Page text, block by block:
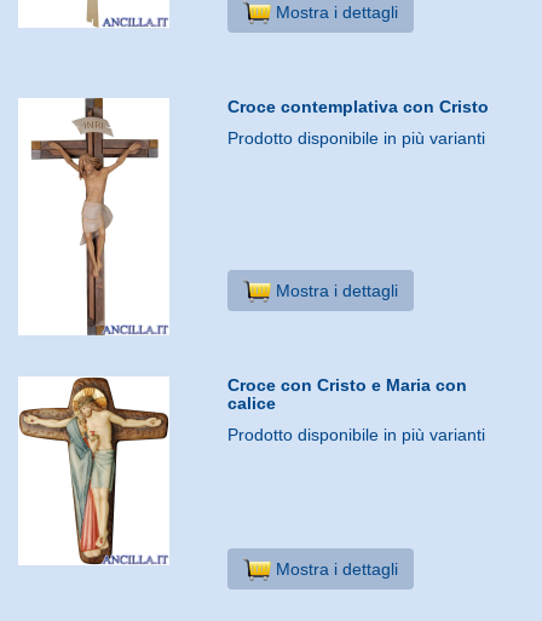
Mostra i dettagli
Croce contemplativa con Cristo
Prodotto disponibile in più varianti
Mostra i dettagli
Croce con Cristo e Maria con
calice
Prodotto disponibile in più varianti
Mostra i dettagli